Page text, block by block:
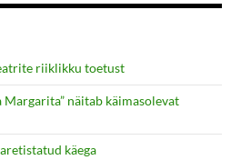
riiklikku toetust
Margarita” näitab käimasolevat
käega